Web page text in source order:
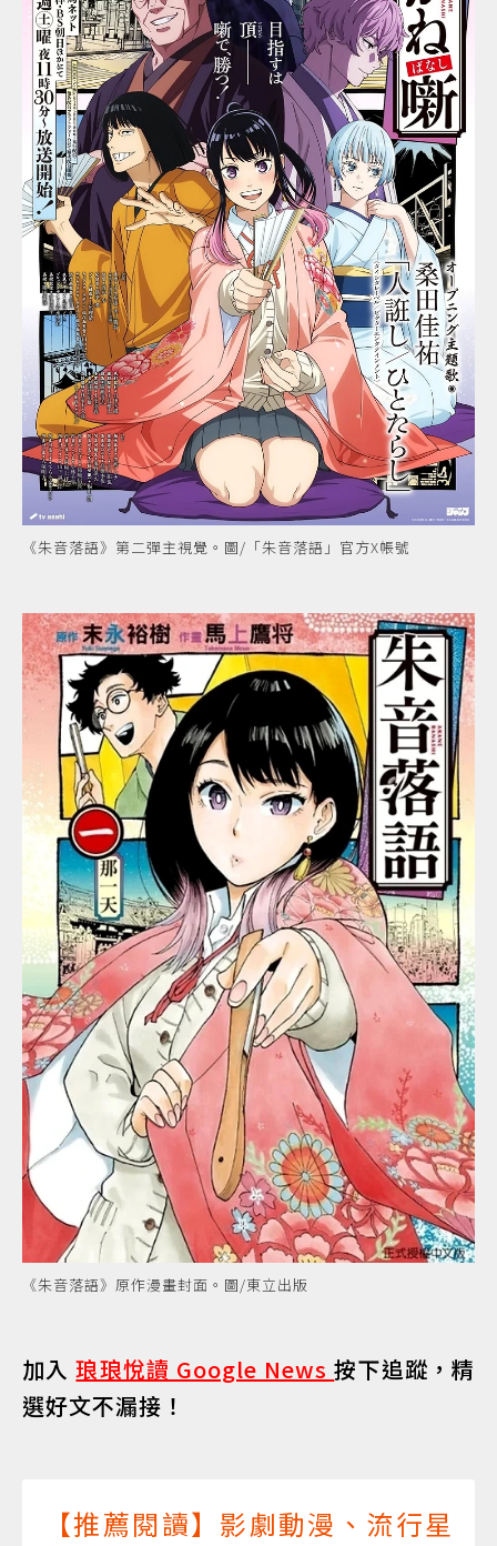
《朱音落語》第二彈主視覺。圖/「朱音落語」官方X帳號
《朱音落語》原作漫畫封面。圖/東立出版
加入琅琅悅讀 Google News按下追蹤，精
選好文不漏接！
【推薦閱讀】影劇動漫、流行星